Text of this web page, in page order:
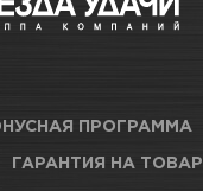
ПРОГРАММА
ГАРАНТИЯ НА ТОВАР